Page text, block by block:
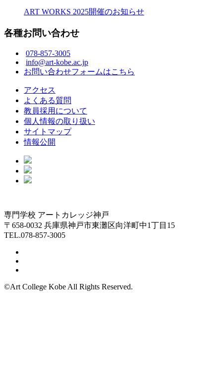
ART WORKS 2025開催のお知らせ
各種お問い合わせ
078-857-3005
info@art-kobe.ac.jp
お問い合わせフォームはこちら
アクセス
よくある質問
教員採用について
個人情報の取り扱い
サイトマップ
情報公開
専門学校 アートカレッジ神戸
〒658-0032 兵庫県神戸市東灘区向洋町中1丁目15
TEL.078-857-3005
©Art College Kobe All Rights Reserved.